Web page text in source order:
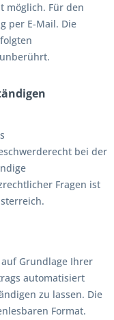
möglich. Für den
per E-Mail. Die
bei der
Fragen ist
Grundlage Ihrer
automatisiert
zu lassen. Die
Format.